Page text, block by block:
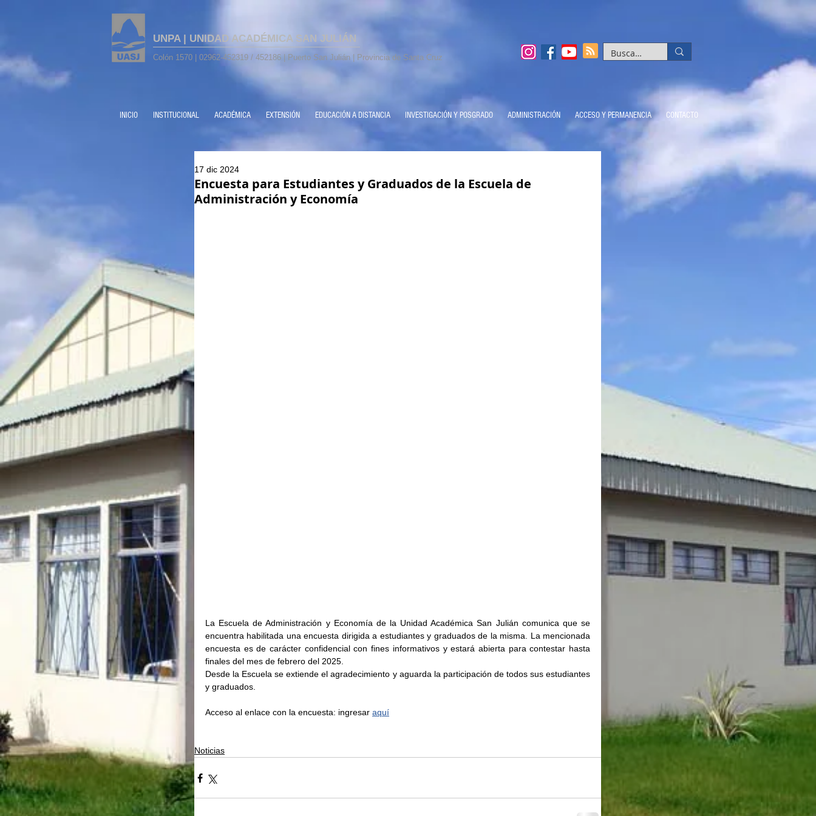
UNPA | UNIDAD ACADÉMICA SAN JULIÁN
Colón 1570 | 02962-452319 / 452186 | Puerto San Julián | Provincia de Santa Cruz
INICIO INSTITUCIONAL ACADÉMICA EXTENSIÓN EDUCACIÓN A DISTANCIA INVESTIGACIÓN Y POSGRADO ADMINISTRACIÓN ACCESO Y PERMANENCIA CONTACTO
Encuesta para Estudiantes y Graduados de la Escuela de
Administración y Economía
17 dic 2024
La Escuela de Administración y Economía de la Unidad Académica San Julián comunica que se
encuentra habilitada una encuesta dirigida a estudiantes y graduados de la misma. La mencionada
encuesta es de carácter confidencial con fines informativos y estará abierta para contestar hasta
finales del mes de febrero del 2025.
Desde la Escuela se extiende el agradecimiento y aguarda la participación de todos sus estudiantes
y graduados.
Acceso al enlace con la encuesta: ingresar aquí
Noticias